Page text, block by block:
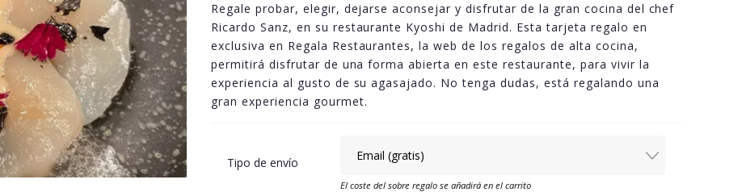
Regale probar, elegir, dejarse aconsejar y disfrutar de la gran cocina del chef
Ricardo Sanz, en su restaurante Kyoshi de Madrid. Esta tarjeta regalo en
exclusiva en Regala Restaurantes, la web de los regalos de alta cocina,
permitirá disfrutar de una forma abierta en este restaurante, para vivir la
experiencia al gusto de su agasajado. No tenga dudas, está regalando una
gran experiencia gourmet.
Tipo de envío
El coste del sobre regalo se añadirá en el carrito